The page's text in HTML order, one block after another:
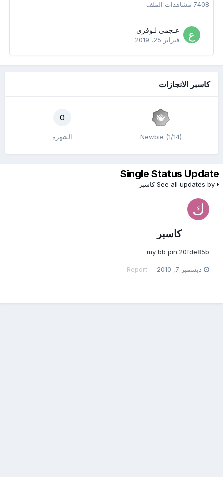
7408 مشاهدات الملف
عـجمي لـوفري
فبراير 25, 2019
كاسبر الانجازات
Newbie (1/14)
0
الشهرة
Single Status Update
كاسبر
my bb pin:20fde85b
ديسمبر 7, 2010 Report